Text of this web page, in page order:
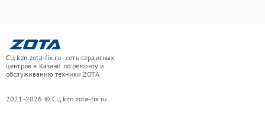
СЦ kzn.zota-fix.ru - сеть сервисных
центров в Казани по ремонту и
обслуживанию техники ZOTA
2021-2026 © СЦ kzn.zota-fix.ru